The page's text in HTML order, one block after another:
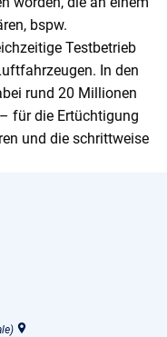
bspw.
Testbetrieb
In den
rund 20 Millionen
für die Ertüchtigung
und die schrittweise